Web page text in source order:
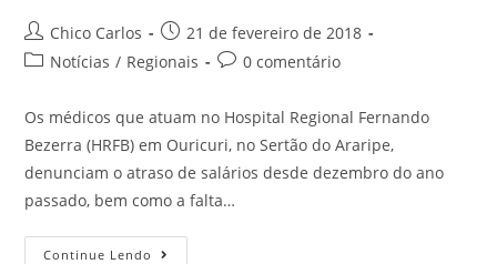
Chico Carlos
21 de fevereiro de 2018
Notícias / Regionais 0 comentário
Os médicos que atuam no Hospital Regional Fernando
Bezerra (HRFB) em Ouricuri, no Sertão do Araripe,
denunciam o atraso de salários desde dezembro do ano
passado, bem como a falta…
Continue Lendo